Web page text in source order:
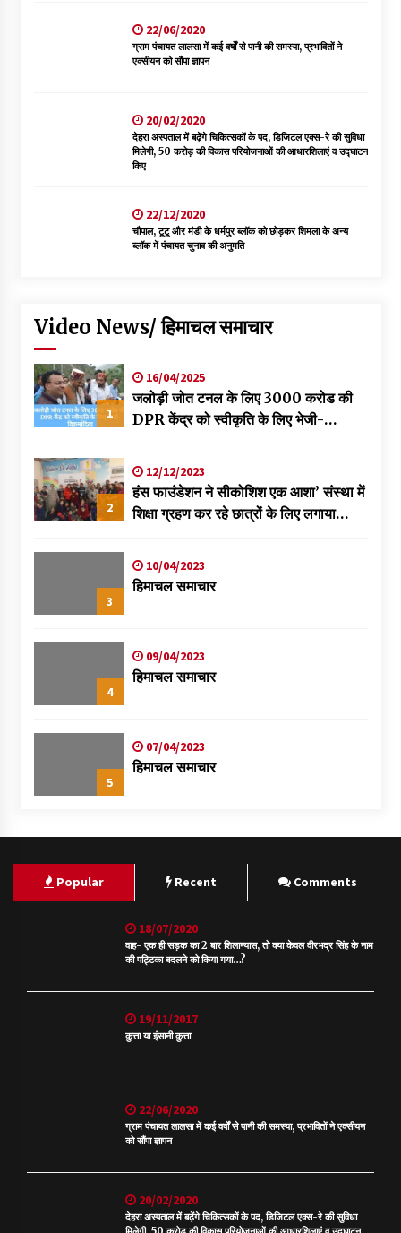
22/06/2020
ग्राम पंचायत लालसा में कई वर्षों से पानी की समस्या, प्रभावितों ने
एक्सीयन को सौंपा ज्ञापन
20/02/2020
देहरा अस्पताल में बढ़ेंगे चिकित्सकों के पद, डिजिटल एक्स-रे की सुविधा
मिलेगी, 50 करोड़ की विकास परियोजनाओं की आधारशिलाएं व उद्घाटन
किए
22/12/2020
चौपाल, टूटू और मंडी के धर्मपुर ब्लॉक को छोड़कर शिमला के अन्य
ब्लॉक में पंचायत चुनाव की अनुमति
Video News/ हिमाचल समाचार
1
16/04/2025
जलोड़ी जोत टनल के लिए 3000 करोड की
DPR केंद्र को स्वीकृति के लिए भेजी-
2
12/12/2023
हंस फाउंडेशन ने सीकोशिश एक आशा’ संस्था में
शिक्षा ग्रहण कर रहे छात्रों के लिए लगाया
3
10/04/2023
हिमाचल समाचार
4
09/04/2023
हिमाचल समाचार
5
07/04/2023
हिमाचल समाचार
Popular Recent Comments
18/07/2020
वाह- एक ही सड़क का 2 बार शिलान्यास, तो क्या केवल वीरभद्र सिंह के नाम
की पट्टिका बदलने को किया गया…?
19/11/2017
कुत्ता या इंसानी कुत्ता
22/06/2020
ग्राम पंचायत लालसा में कई वर्षों से पानी की समस्या, प्रभावितों ने एक्सीयन
को सौंपा ज्ञापन
20/02/2020
देहरा अस्पताल में बढ़ेंगे चिकित्सकों के पद, डिजिटल एक्स-रे की सुविधा